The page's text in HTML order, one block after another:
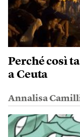
Perché così
a Ceuta
Annalisa